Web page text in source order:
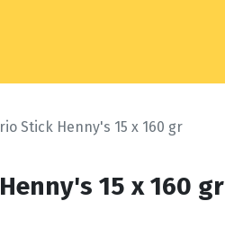
Stick Henny's 15 x 160 gr
15 x 160 gr